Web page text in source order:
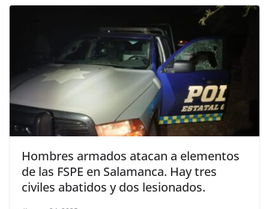
Hombres armados atacan a elementos
de las FSPE en Salamanca. Hay tres
civiles abatidos y dos lesionados.